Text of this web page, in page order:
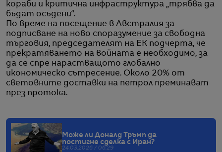
кораби и критична инфраструктура „трябва да
бъдат осъдени“.
По време на посещение в Австралия за
подписване на ново споразумение за свободна
търговия, председателят на ЕК подчерта, че
прекратяването на войната е необходимо, за
да се спре нарастващото глобално
икономическо сътресение. Около 20% от
световните доставки на петрол преминават
през протока.
Може ли Доналд Тръмп да
постигне сделка с Иран?
24.03.2026 / 06:29